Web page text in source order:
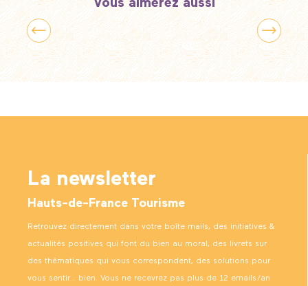
Guides pratiques inédits à télécharger
La newsletter
Hauts-de-France Tourisme
Retrouvez directement dans votre boîte mails, des initiatives &
actualités positives qui font du bien au moral, des livrets sur
des thématiques qui vous correspondent, des solutions pour
vous sentir… bien. Vous ne recevrez pas plus de 12 emails/an